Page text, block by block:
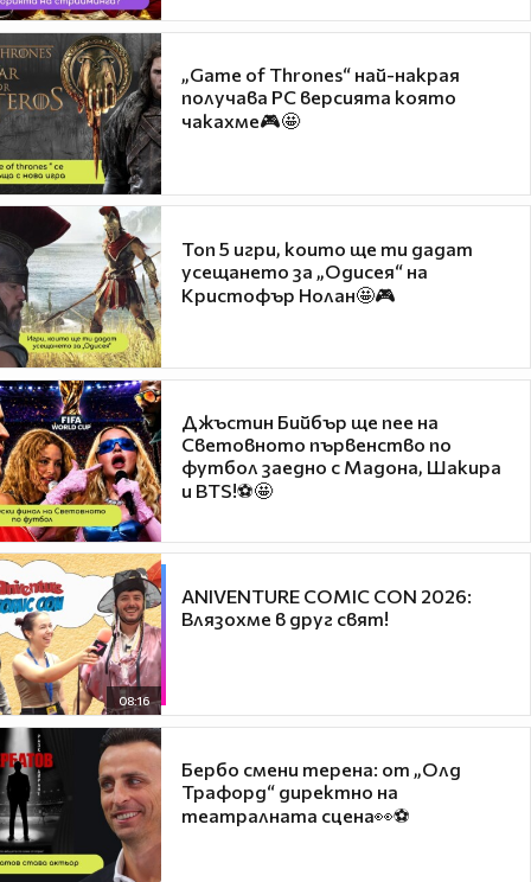
„Game of Thrones“ най-накрая
получава PC версията която
чакахме🎮🤩
Топ 5 игри, които ще ти дадат
усещането за „Одисея“ на
Кристофър Нолан🤩🎮
Джъстин Бийбър ще пее на
Световното първенство по
футбол заедно с Мадона, Шакира
и BTS!⚽🤩
08:16
ANIVENTURE COMIC CON 2026:
Влязохме в друг свят!
Бербо смени терена: от „Олд
Трафорд“ директно на
театралната сцена👀⚽